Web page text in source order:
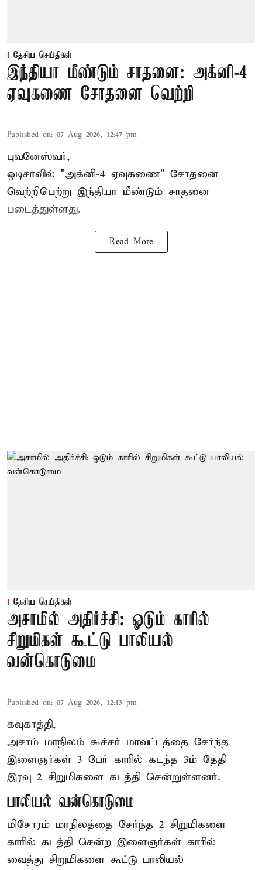
தேசிய செய்திகள்
இந்தியா மீண்டும் சாதனை: அக்னி-4
ஏவுகணை சோதனை வெற்றி
Published on: 07 Aug 2026, 12:47 pm
புவனேஸ்வர்,
ஒடிசாவில் "அக்னி-4 ஏவுகணை" சோதனை
வெற்றிபெற்று இந்தியா மீண்டும் சாதனை
படைத்துள்ளது.
Read More
தேசிய செய்திகள்
அசாமில் அதிர்ச்சி: ஓடும் காரில்
சிறுமிகள் கூட்டு பாலியல்
வன்கொடுமை
Published on: 07 Aug 2026, 12:13 pm
கவுகாத்தி,
அசாம் மாநிலம் கூச்சர் மாவட்டத்தை சேர்ந்த
இளைஞர்கள் 3 பேர் காரில் கடந்த 3ம் தேதி
இரவு 2 சிறுமிகளை கடத்தி சென்றுள்ளனர்.
பாலியல் வன்கொடுமை
மிசோரம் மாநிலத்தை சேர்ந்த 2 சிறுமிகளை
காரில் கடத்தி சென்ற இளைஞர்கள் காரில்
வைத்து சிறுமிகளை கூட்டு பாலியல்